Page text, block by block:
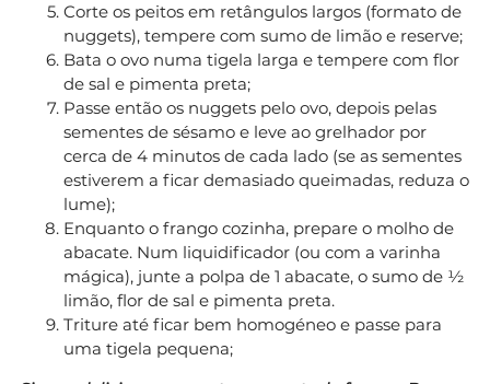
Corte os peitos em retângulos largos (formato de
nuggets), tempere com sumo de limão e reserve;
Bata o ovo numa tigela larga e tempere com flor
de sal e pimenta preta;
Passe então os nuggets pelo ovo, depois pelas
sementes de sésamo e leve ao grelhador por
cerca de 4 minutos de cada lado (se as sementes
estiverem a ficar demasiado queimadas, reduza o
lume);
Enquanto o frango cozinha, prepare o molho de
abacate. Num liquidificador (ou com a varinha
mágica), junte a polpa de 1 abacate, o sumo de ½
limão, flor de sal e pimenta preta.
Triture até ficar bem homogéneo e passe para
uma tigela pequena;